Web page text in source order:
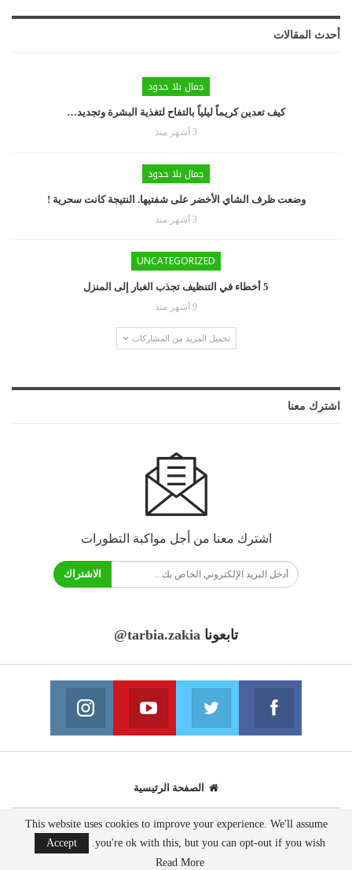
أحدث المقالات
جمال بلا حدود
كيف تعدين كريماً ليلياً بالتفاح لتغذية البشرة وتجديد…
3 أشهر منذ
جمال بلا حدود
وضعت ظرف الشاي الأخضر على شفتيها. النتيجة كانت سحرية !
3 أشهر منذ
UNCATEGORIZED
5 أخطاء في التنظيف تجذب الغبار إلى المنزل
9 أشهر منذ
تحميل المزيد من المشاركات
اشترك معنا
اشترك معنا من أجل مواكبة التطورات
الاشتراك
تابعونا @tarbia.zakia
فايسبوك
انضم الينا انضم الينا
يوتيوب
انضم الينا
الصفحة الرئيسية
© 2020 - جميع الحقوق محفوظة.
تصميم مواقع انترنت:
This website uses cookies to improve your experience. We'll assume
you're ok with this, but you can opt-out if you wish.
Accept
Read More